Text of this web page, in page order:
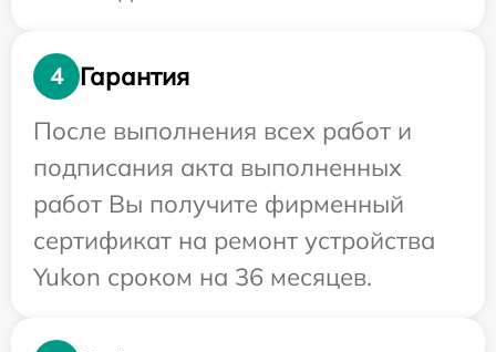
4
Гарантия
После выполнения всех работ и
подписания акта выполненных
работ Вы получите фирменный
сертификат на ремонт устройства
Yukon сроком на 36 месяцев.